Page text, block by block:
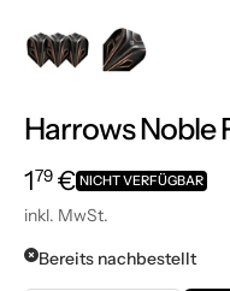
Harrows Noble
Normalpreis
179 €1,79 €
NICHT VERFÜGBAR
inkl. MwSt.
Bereits nachbestellt